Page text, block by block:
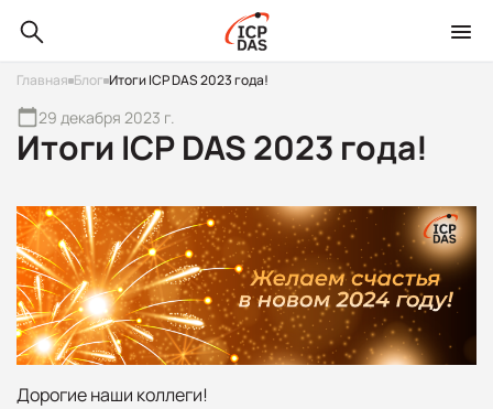
Главная Блог Итоги ICP DAS 2023 года!
Итоги ICP DAS 2023 года!
29 декабря 2023 г.
Дорогие наши коллеги!